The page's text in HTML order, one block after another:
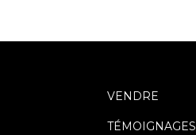
VENDRE
TÉMOIGNAGES